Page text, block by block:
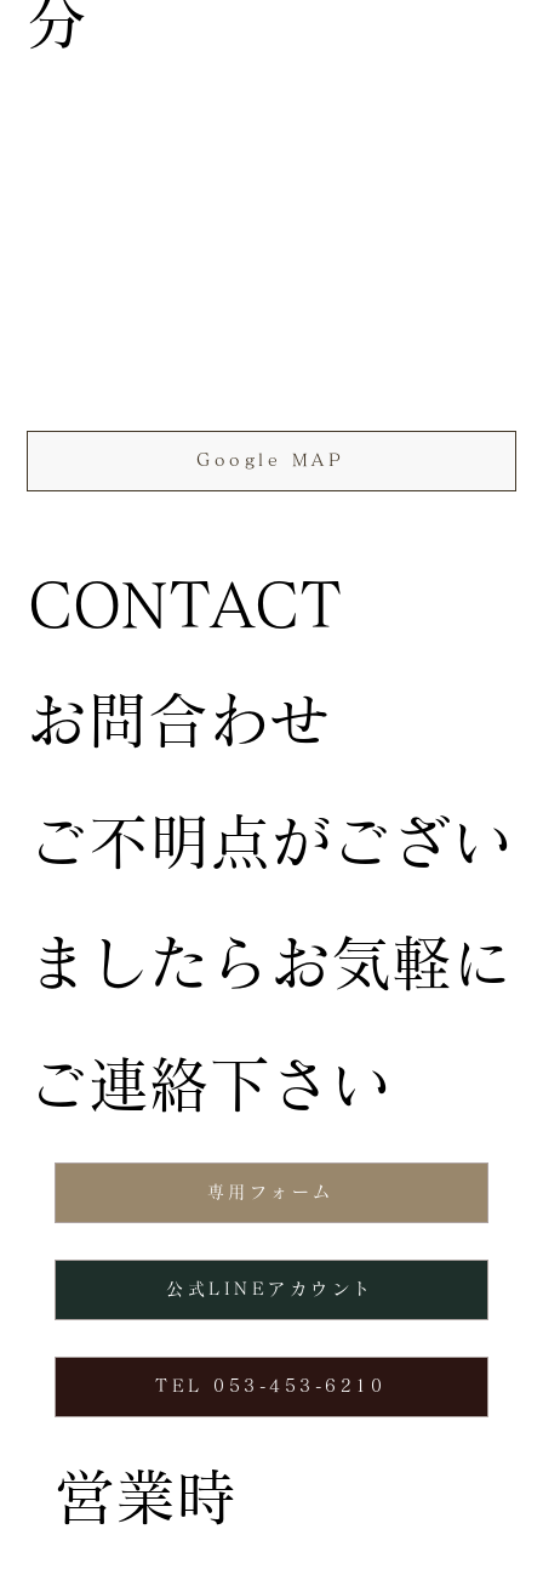
専用フォーム
TEL 053-453-6210
公式LINEアカウント
お問合わせ
ご不明点がござい
ましたらお気軽に
ご連絡下さい
営業時
分
Google MAP
CONTACT